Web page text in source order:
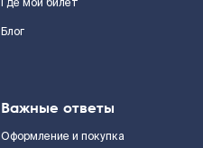
Блог
Важные ответы
Оформление и покупка